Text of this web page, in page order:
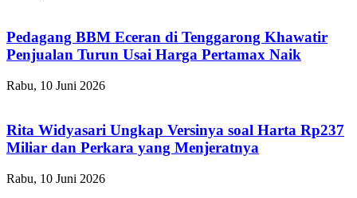
Pedagang BBM Eceran di Tenggarong Khawatir
Penjualan Turun Usai Harga Pertamax Naik
Rabu, 10 Juni 2026
Rita Widyasari Ungkap Versinya soal Harta Rp237
Miliar dan Perkara yang Menjeratnya
Rabu, 10 Juni 2026